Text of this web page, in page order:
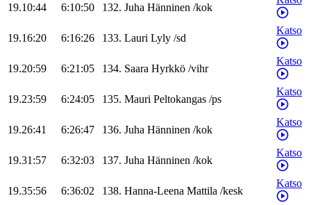
19.10:44 6:10:50 132. Juha Hänninen /kok
19.16:20 6:16:26 133. Lauri Lyly /sd
Katso
19.20:59 6:21:05 134. Saara Hyrkkö /vihr
Katso
19.23:59 6:24:05 135. Mauri Peltokangas /ps
Katso
19.26:41 6:26:47 136. Juha Hänninen /kok
Katso
19.31:57 6:32:03 137. Juha Hänninen /kok
Katso
19.35:56 6:36:02 138. Hanna-Leena Mattila /kesk
Katso